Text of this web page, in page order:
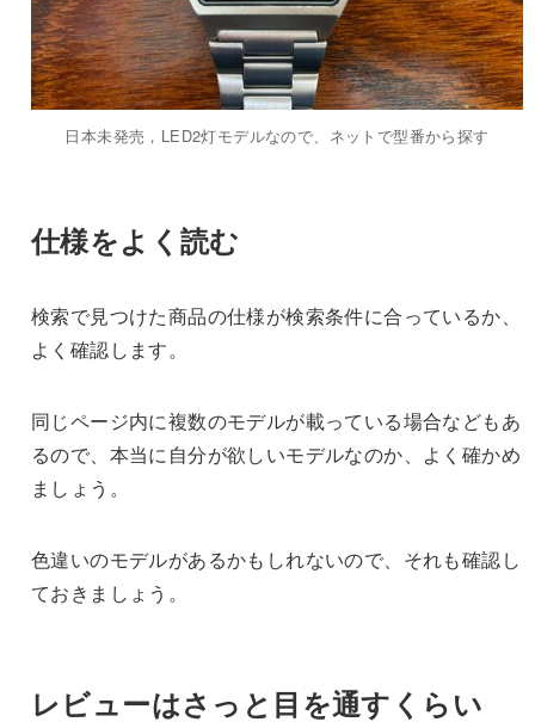
日本未発売，LED2灯モデルなので、ネットで型番から探す
仕様をよく読む
検索で見つけた商品の仕様が検索条件に合っているか、
よく確認します。
同じページ内に複数のモデルが載っている場合などもあ
るので、本当に自分が欲しいモデルなのか、よく確かめ
ましょう。
色違いのモデルがあるかもしれないので、それも確認し
ておきましょう。
レビューはさっと目を通すくらい